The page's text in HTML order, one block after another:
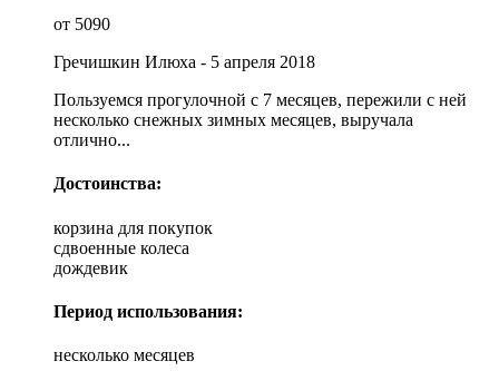
от 5090
Гречишкин Илюха - 5 апреля 2018
Пользуемся прогулочной с 7 месяцев, пережили с ней
несколько снежных зимных месяцев, выручала
отлично...
Достоинства:
корзина для покупок
сдвоенные колеса
дождевик
Период использования:
несколько месяцев